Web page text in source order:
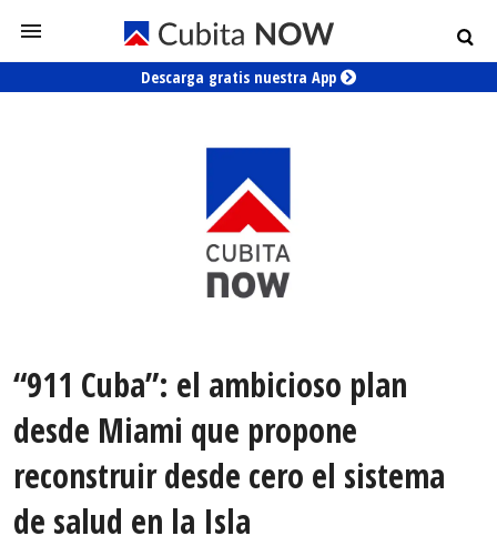
Descarga gratis nuestra App
“911 Cuba”: el ambicioso plan
desde Miami que propone
reconstruir desde cero el sistema
de salud en la Isla